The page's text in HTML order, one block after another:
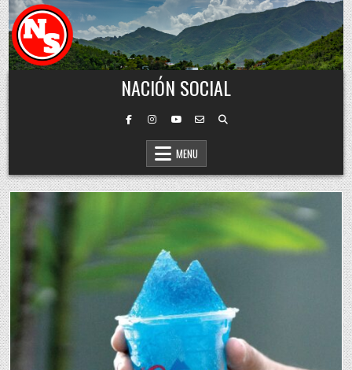
Skip to content
NACIÓN SOCIAL
MENU